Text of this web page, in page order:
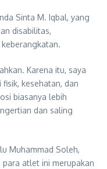
Sinta M. Iqbal, yang
disabilitas,
Karena itu, saya
kesehatan, dan
biasanya lebih
dan saling
Muhammad Soleh,
atlet ini merupakan